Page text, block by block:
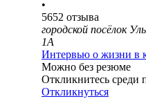
•
5652 отзыва
городской посёлок
1А
Интервью о жизни в
Можно без резюме
Откликнитесь среди
Откликнуться